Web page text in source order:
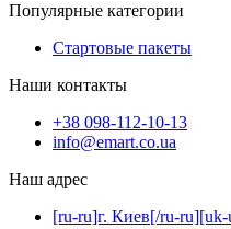
Популярные категории
Стартовые пакеты
Наши контакты
+38 098-112-10-13
info@emart.co.ua
Наш адрес
[ru-ru]г. Киев[/ru-